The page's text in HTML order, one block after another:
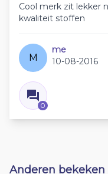
Cool merk zit lekker
kwaliteit stoffen
M
me
10-08-2016
0
Anderen bekeken